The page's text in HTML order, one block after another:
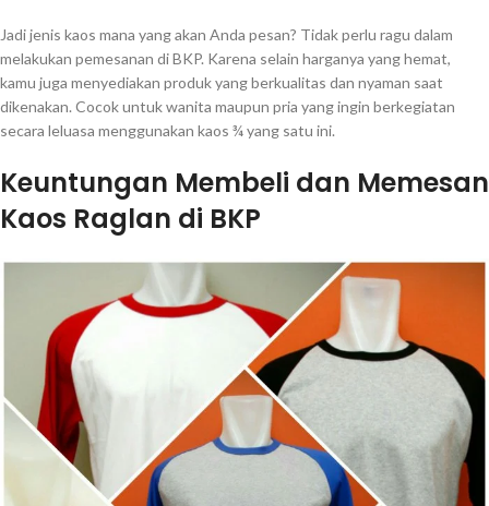
Jadi jenis kaos mana yang akan Anda pesan? Tidak perlu ragu dalam
melakukan pemesanan di BKP. Karena selain harganya yang hemat,
kamu juga menyediakan produk yang berkualitas dan nyaman saat
dikenakan. Cocok untuk wanita maupun pria yang ingin berkegiatan
secara leluasa menggunakan kaos ¾ yang satu ini.
Keuntungan Membeli dan Memesan
Kaos Raglan di BKP